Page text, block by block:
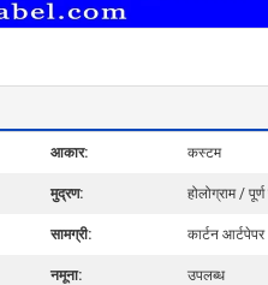
आकार: कस्टम
मुद्रण: होलोग्राम /
सामग्री: कार्टन आर्टपेपर
नमूना: उपलब्ध